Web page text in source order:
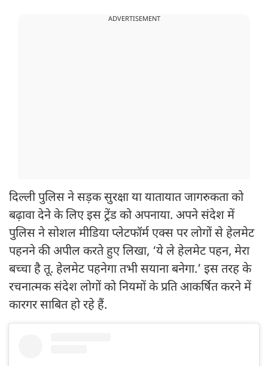
ADVERTISEMENT
दिल्ली पुलिस ने सड़क सुरक्षा या यातायात जागरुकता को
बढ़ावा देने के लिए इस ट्रेंड को अपनाया. अपने संदेश में
पुलिस ने सोशल मीडिया प्लेटफॉर्म एक्स पर लोगों से हेलमेट
पहनने की अपील करते हुए लिखा, ‘ये ले हेलमेट पहन, मेरा
बच्चा है तू. हेलमेट पहनेगा तभी सयाना बनेगा.’ इस तरह के
रचनात्मक संदेश लोगों को नियमों के प्रति आकर्षित करने में
कारगर साबित हो रहे हैं.